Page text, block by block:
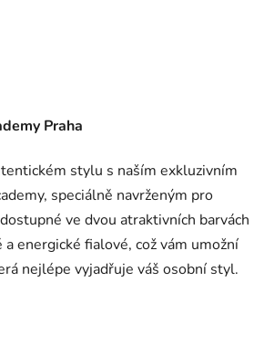
Praha
stylu s naším exkluzivním
speciálně navrženým pro
ve dvou atraktivních barvách
energické fialové, což vám umožní
nejlépe vyjadřuje váš osobní styl.